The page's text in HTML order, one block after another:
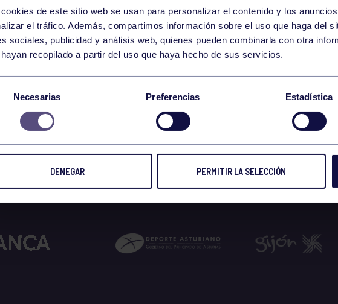
de este sitio web se usan para personalizar el contenido y los
el tráfico. Además, compartimos información sobre el uso que haga del
sociales, publicidad y análisis web, quienes pueden combinarla con otra
recopilado a partir del uso que haya hecho de sus servicios.
Necesarias Preferencias Estadística
DENEGAR PERMITIR LA SELECCIÓN
11 WEDNESDAY
DECEMBER
16:30-17:00 GIMNASIO
deportivas 11 DEC 2024